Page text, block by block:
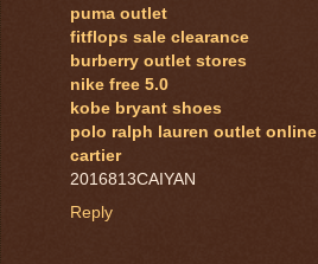
puma outlet
fitflops sale clearance
burberry outlet stores
nike free 5.0
kobe bryant shoes
polo ralph lauren outlet online
cartier
2016813CAIYAN
Reply